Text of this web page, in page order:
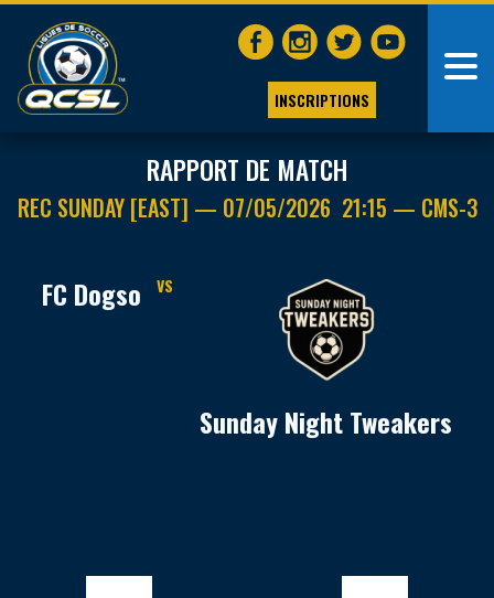
INSCRIPTIONS
RAPPORT DE MATCH
REC SUNDAY [EAST] — 07/05/2026 21:15 — CMS-3
FC Dogso VS
Sunday Night Tweakers